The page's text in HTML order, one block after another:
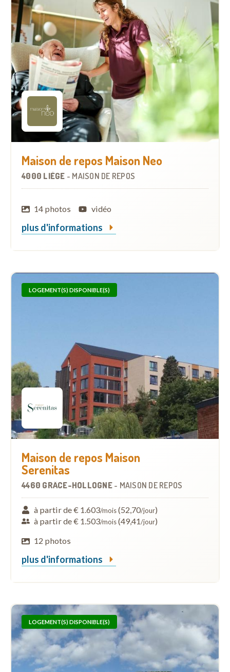
Maison de repos Maison Neo
4000 LIÈGE - MAISON DE REPOS
14 photos vidéo
plus d'informations
LOGEMENT(S) DISPONIBLE(S)
Maison de repos Maison
Serenitas
4460 GRÂCE-HOLLOGNE - MAISON DE REPOS
à partir de € 1.603/mois(52,70/jour)
à partir de € 1.503/mois(49,41/jour)
12 photos
plus d'informations
LOGEMENT(S) DISPONIBLE(S)